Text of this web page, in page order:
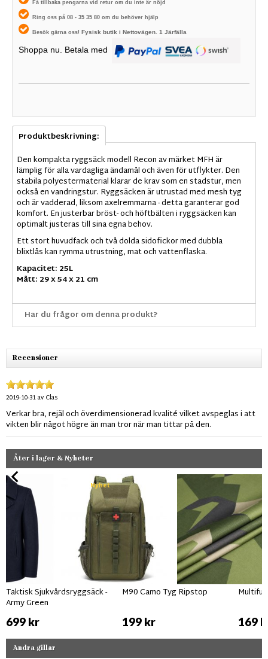
Få tillbaka pengarna vid retur om du inte är nöjd
Ring oss på 08 - 35 35 80 om du behöver hjälp
Besök gärna oss! Fysisk butik i Nettovägen. 1 Järfälla
Shoppa nu. Betala med
Produktbeskrivning:
Den kompakta ryggsäck modell Recon av märket MFH är
lämplig för alla vardagliga ändamål och även för utflykter. Den
stabila polyestermaterial klarar de krav som en stadstur, men
också en vandringstur. Ryggsäcken är utrustad med mesh tyg
och är vadderad, liksom axelremmarna - detta garanterar god
komfort. En justerbar bröst- och höftbälten i ryggsäcken kan
optimalt justeras till sina egna behov.
Ett stort huvudfack och två dolda sidofickor med dubbla
blixtlås kan rymma utrustning, mat och vattenflaska.
Kapacitet: 25L
Mått: 29 x 54 x 21 cm
Har du frågor om denna produkt?
Recensioner
2019-10-31av Clas
Verkar bra, rejäl och överdimensionerad kvalité vilket avspeglas i att
vikten blir något högre än man tror när man tittar på den.
Åter i lager & Nyheter
Nyhet
Taktisk Sjukvårdsryggsäck -
Army Green
699 kr
M90 Camo Tyg Ripstop
199 kr 169
Andra gillar